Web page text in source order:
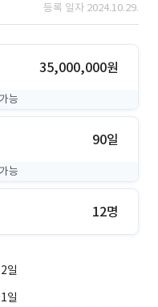
등록 일자 2024.10.29.
35,000,000원
능
90일
능
12명
일
일